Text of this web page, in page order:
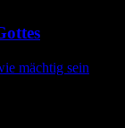
mächtig sein